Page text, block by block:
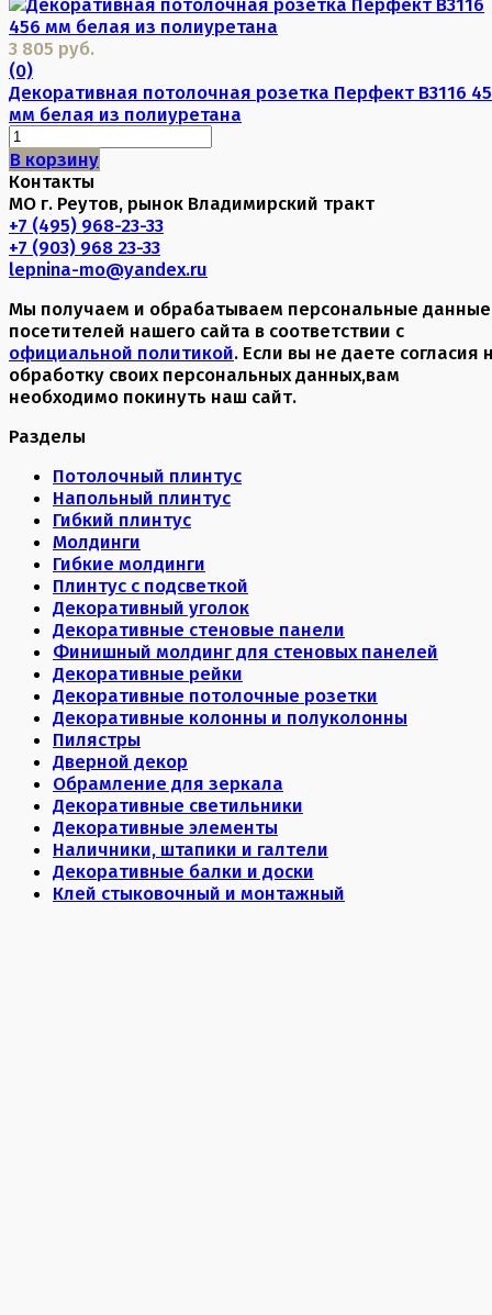
3 805 руб.
(0)
Декоративная потолочная розетка Перфект B3116
мм белая из полиуретана
В корзину
Контакты
МО г. Реутов, рынок Владимирский тракт
+7 (495) 968-23-33
+7 (903) 968 23-33
lepnina-mo@yandex.ru
Мы получаем и обрабатываем персональные данные
посетителей нашего сайта в соответствии с
официальной политикой. Если вы не даете согласия
обработку своих персональных данных,вам
необходимо покинуть наш сайт.
Разделы
Потолочный плинтус
Напольный плинтус
Гибкий плинтус
Молдинги
Гибкие молдинги
Плинтус с подсветкой
Декоративный уголок
Декоративные стеновые панели
Финишный молдинг для стеновых панелей
Декоративные рейки
Декоративные потолочные розетки
Декоративные колонны и полуколонны
Пилястры
Дверной декор
Обрамление для зеркала
Декоративные светильники
Декоративные элементы
Наличники, штапики и галтели
Декоративные балки и доски
Клей стыковочный и монтажный